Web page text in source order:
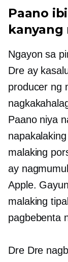
Paano
kanyang
Ngayon sa
Dre ay
producer ng
Paano niya
malaking
ay
Apple.
malaking
pagbebenta
Dre Dre